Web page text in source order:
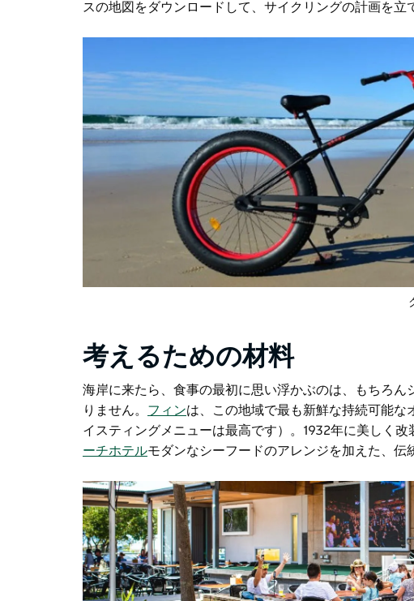
スの地図をダウンロードして、サイクリングの計画を立
考えるための材料
海岸に来たら、食事の最初に思い浮かぶのは、もちろ
りません。 フィンは、この地域で最も新鮮な持続可能
イスティングメニューは最高です）。1932年に美しく
ーチホテルモダンなシーフードのアレンジを加えた、伝